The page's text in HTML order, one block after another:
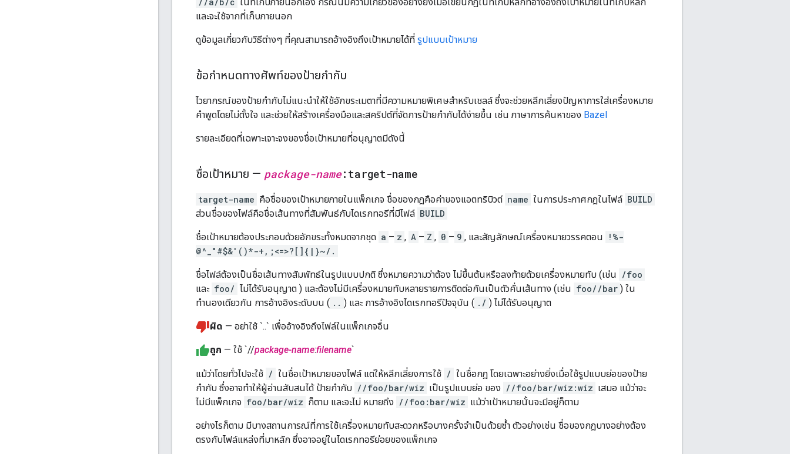
และจะใช้จากที่เก็บภายนอก
ดูข้อมูลเกี่ยวกับวิธีต่างๆ ที่คุณสามารถอ้างอิงถึงเป้าหมายได้ที่ รูปแบบเป้าหมาย
ข้อกำหนดทางศัพท์ของป้ายกำกับ
ไวยากรณ์ของป้ายกำกับไม่แนะนำให้ใช้อักขระเมตาที่มีความหมายพิเศษสำหรับเชลล์ ซึ่งจะช่วยหลีกเลี่ยงปัญหาการใส่เครื่องหมาย
คำพูดโดยไม่ตั้งใจ และช่วยให้สร้างเครื่องมือและสคริปต์ที่จัดการป้ายกำกับได้ง่ายขึ้น เช่น ภาษาการค้นหาของ Bazel
รายละเอียดที่เฉพาะเจาะจงของชื่อเป้าหมายที่อนุญาตมีดังนี้
ชื่อเป้าหมาย — package-name:target-name
target-name คือชื่อของเป้าหมายภายในแพ็กเกจ ชื่อของกฎคือค่าของแอตทริบิวต์ name ในการประกาศกฎในไฟล์ BUILD
ส่วนชื่อของไฟล์คือชื่อเส้นทางที่สัมพันธ์กับไดเรกทอรีที่มีไฟล์ BUILD
ชื่อเป้าหมายต้องประกอบด้วยอักขระทั้งหมดจากชุด a – z , A – Z , 0 – 9 , และสัญลักษณ์เครื่องหมายวรรคตอน
!%-
@^_"#$&'()*-+,;<=>?[]{|}~/.
ชื่อไฟล์ต้องเป็นชื่อเส้นทางสัมพัทธ์ในรูปแบบปกติ ซึ่งหมายความว่าต้อง ไม่ขึ้นต้นหรือลงท้ายด้วยเครื่องหมายทับ (เช่น /foo
และ foo/ ไม่ได้รับอนุญาต ) และต้องไม่มีเครื่องหมายทับหลายรายการติดต่อกันเป็นตัวคั่นเส้นทาง (เช่น foo//bar ) ใน
ทำนองเดียวกัน การอ้างอิงระดับบน ( .. ) และ การอ้างอิงไดเรกทอรีปัจจุบัน ( ./ ) ไม่ได้รับอนุญาต
ผิด — อย่าใช้ `..` เพื่ออ้างอิงถึงไฟล์ในแพ็กเกจอื่น
ถูก — ใช้ `//package-name:filename`
แม้ว่าโดยทั่วไปจะใช้ / ในชื่อเป้าหมายของไฟล์ แต่ให้หลีกเลี่ยงการใช้ / ในชื่อกฎ โดยเฉพาะอย่างยิ่งเมื่อใช้รูปแบบย่อของป้าย
กำกับ ซึ่งอาจทำให้ผู้อ่านสับสนได้ ป้ายกำกับ //foo/bar/wiz เป็นรูปแบบย่อ ของ //foo/bar/wiz:wiz เสมอ แม้ว่าจะ
ไม่มีแพ็กเกจ foo/bar/wiz ก็ตาม และจะไม่ หมายถึง //foo:bar/wiz แม้ว่าเป้าหมายนั้นจะมีอยู่ก็ตาม
อย่างไรก็ตาม มีบางสถานการณ์ที่การใช้เครื่องหมายทับสะดวกหรือบางครั้งจำเป็นด้วยซ้ำ ตัวอย่างเช่น ชื่อของกฎบางอย่างต้อง
ตรงกับไฟล์แหล่งที่มาหลัก ซึ่งอาจอยู่ในไดเรกทอรีย่อยของแพ็กเกจ